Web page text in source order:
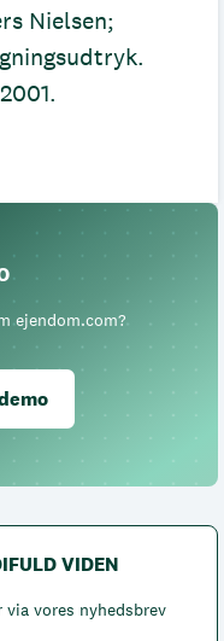
Nielsen;
ejendom.com?
VIDEN
via vores nyhedsbrev